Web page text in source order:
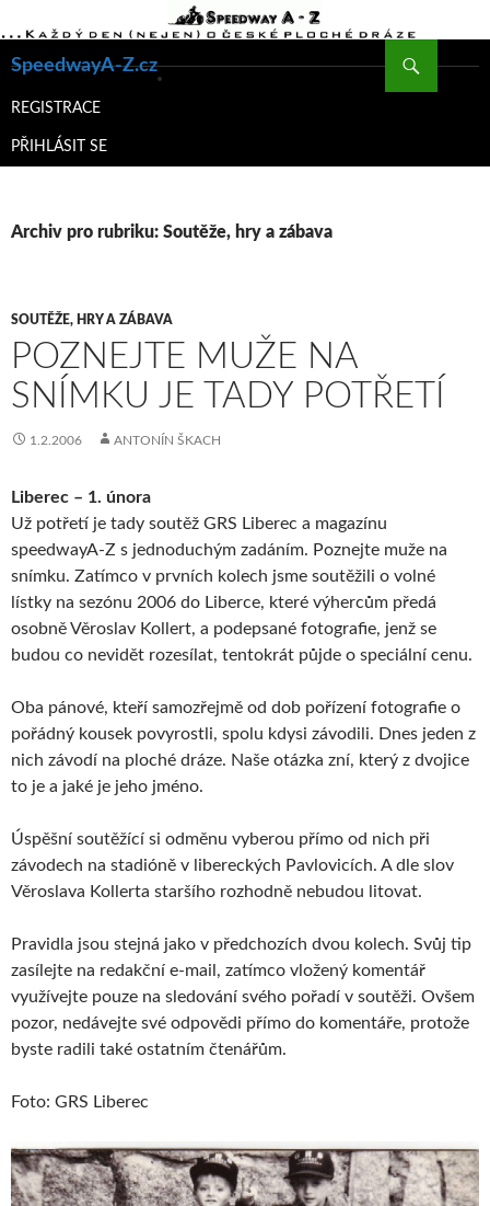
SpeedwayA-Z.cz
K
WEBU
REGISTRACE
PŘIHLÁSIT SE
Archiv pro rubriku: Soutěže, hry a zábava
SOUTĚŽE, HRY A ZÁBAVA
POZNEJTE MUŽE NA
SNÍMKU JE TADY POTŘETÍ
1.2.2006 ANTONÍN ŠKACH
Liberec – 1. února
Už potřetí je tady soutěž GRS Liberec a magazínu
speedwayA-Z s jednoduchým zadáním. Poznejte muže na
snímku. Zatímco v prvních kolech jsme soutěžili o volné
lístky na sezónu 2006 do Liberce, které výhercům předá
osobně Věroslav Kollert, a podepsané fotografie, jenž se
budou co nevidět rozesílat, tentokrát půjde o speciální cenu.
Oba pánové, kteří samozřejmě od dob pořízení fotografie o
pořádný kousek povyrostli, spolu kdysi závodili. Dnes jeden z
nich závodí na ploché dráze. Naše otázka zní, který z dvojice
to je a jaké je jeho jméno.
Úspěšní soutěžící si odměnu vyberou přímo od nich při
závodech na stadióně v libereckých Pavlovicích. A dle slov
Věroslava Kollerta staršího rozhodně nebudou litovat.
Pravidla jsou stejná jako v předchozích dvou kolech. Svůj tip
zasílejte na redakční e-mail, zatímco vložený komentář
využívejte pouze na sledování svého pořadí v soutěži. Ovšem
pozor, nedávejte své odpovědi přímo do komentáře, protože
byste radili také ostatním čtenářům.
Foto: GRS Liberec